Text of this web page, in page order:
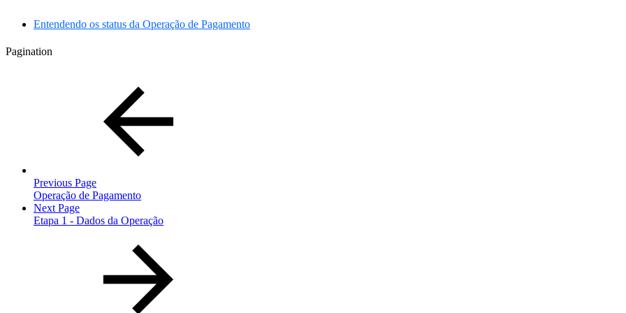
Entendendo os status da Operação de Pagamento
Pagination
Previous Page
Operação de Pagamento
Next Page
Etapa 1 - Dados da Operação